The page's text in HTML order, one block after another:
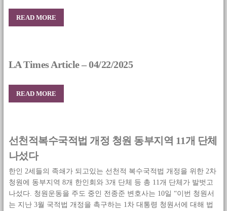
READ MORE
LA Times Article – 04/22/2025
READ MORE
선천적복수국적법 개정 청원 동부지역 11개 단체
나섰다
한인 2세들의 족쇄가 되고있는 선천적 복수국적법 개정을 위한 2차
청원에 동부지역 8개 한인회와 3개 단체 등 총 11개 단체가 발벗고
나섰다. 청원운동을 주도 중인 전종준 변호사는 10일 “이번 청원서
는 지난 3월 국적법 개정을 촉구하는 1차 대통령 청원서에 대해 법